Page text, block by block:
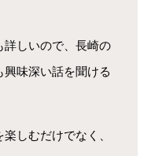
詳しいので、長崎の
味深い話を聞ける
しむだけでなく、